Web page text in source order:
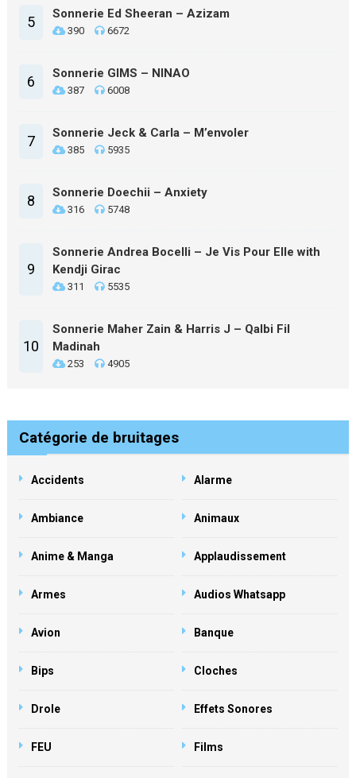
5 Sonnerie Ed Sheeran – Azizam
390 6672
6 Sonnerie GIMS – NINAO
387 6008
7 Sonnerie Jeck & Carla – M’envoler
385 5935
8 Sonnerie Doechii – Anxiety
316 5748
9
Sonnerie Andrea Bocelli – Je Vis Pour Elle with
Kendji Girac
311 5535
10
Sonnerie Maher Zain & Harris J – Qalbi Fil
Madinah
253 4905
Catégorie de bruitages
Accidents Alarme
Ambiance Animaux
Anime & Manga Applaudissement
Armes Audios Whatsapp
Avion Banque
Bips Cloches
Drole Effets Sonores
FEU Films